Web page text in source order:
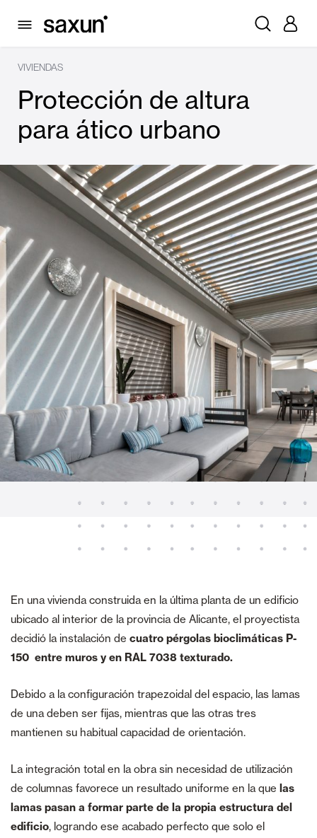
VIVIENDAS
Protección de altura
para ático urbano
En una vivienda construida en la última planta de un edificio
ubicado al interior de la provincia de Alicante, el proyectista
decidió la instalación de cuatro pérgolas bioclimáticas P-
150 entre muros y en RAL 7038 texturado.
Debido a la configuración trapezoidal del espacio, las lamas
de una deben ser fijas, mientras que las otras tres
mantienen su habitual capacidad de orientación.
La integración total en la obra sin necesidad de utilización
de columnas favorece un resultado uniforme en la que las
lamas pasan a formar parte de la propia estructura del
edificio, logrando ese acabado perfecto que solo el